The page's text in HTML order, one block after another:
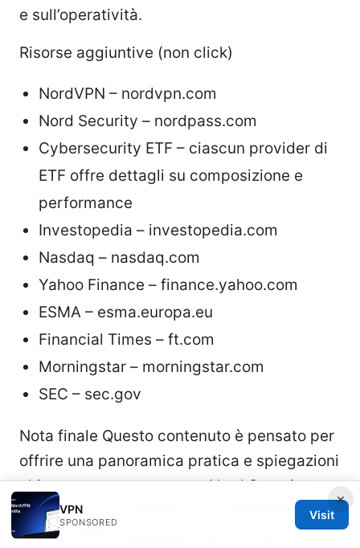
e sull’operatività.
Risorse aggiuntive (non click)
NordVPN – nordvpn.com
Nord Security – nordpass.com
Cybersecurity ETF – ciascun provider di
ETF offre dettagli su composizione e
performance
Investopedia – investopedia.com
Nasdaq – nasdaq.com
Yahoo Finance – finance.yahoo.com
ESMA – esma.europa.eu
Financial Times – ft.com
Morningstar – morningstar.com
SEC – sec.gov
Nota finale Questo contenuto è pensato per
offrire una panoramica pratica e spiegazioni
chiare su come pensare a Nord Security,
NordVPN, e al contesto di investimento nel
settore VPN e cybersecurity. Se vuoi
×
VPN
SPONSORED
Visit